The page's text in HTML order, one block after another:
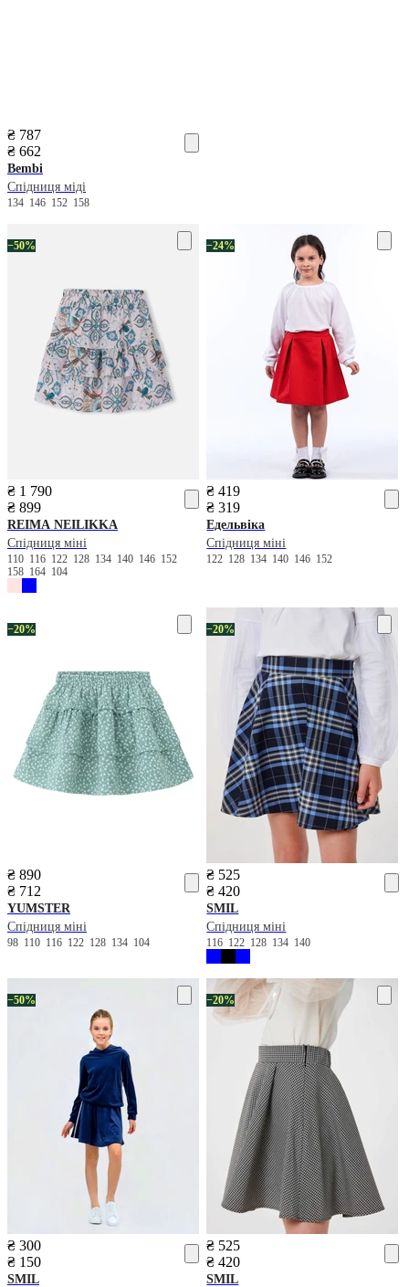
₴ 787
₴ 662
Bembi
Спідниця міді
134 146 152 158
−50%
₴ 1 790
₴ 899
REIMA NEILIKKA
Спідниця міні
110 116 122 128 134 140 146 152
158 164 104
−24%
₴ 419
₴ 319
Едельвіка
Спідниця міні
122 128 134 140 146 152
−20%
₴ 890
₴ 712
YUMSTER
Спідниця міні
98 110 116 122 128 134 104
−20%
₴ 525
₴ 420
SMIL
Спідниця міні
116 122 128 134 140
−50%
₴ 300
₴ 150
SMIL
−20%
₴ 525
₴ 420
SMIL